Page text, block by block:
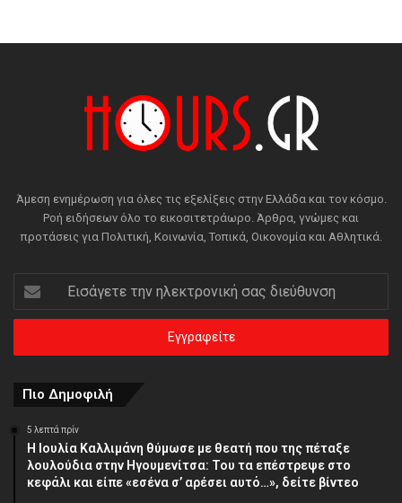
Άμεση ενημέρωση για όλες τις εξελίξεις στην Ελλάδα και τον κόσμο.
Ροή ειδήσεων όλο το εικοσιτετράωρο. Άρθρα, γνώμες και
προτάσεις για Πολιτική, Κοινωνία, Τοπικά, Οικονομία και Αθλητικά.
την
ηλεκτρονική
διεύθυνση
Πιο Δημοφιλή
5 λεπτά πρίν
Η Ιουλία Καλλιμάνη θύμωσε με θεατή που της πέταξε
λουλούδια στην Ηγουμενίτσα: Του τα επέστρεψε στο
κεφάλι και είπε «εσένα σ’ αρέσει αυτό…», δείτε βίντεο